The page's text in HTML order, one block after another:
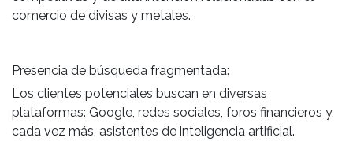
comercio de divisas y metales.
Presencia de búsqueda fragmentada:
Los clientes potenciales buscan en diversas
plataformas: Google, redes sociales, foros financieros y,
cada vez más, asistentes de inteligencia artificial.